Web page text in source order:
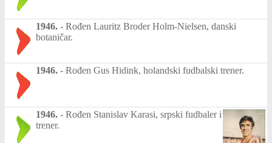
1946. - Rođen Lauritz Broder Holm-Nielsen, danski
botaničar.
1946. - Rođen Gus Hidink, holandski fudbalski trener.
1946. - Rođen Stanislav Karasi, srpski fudbaler i
trener.